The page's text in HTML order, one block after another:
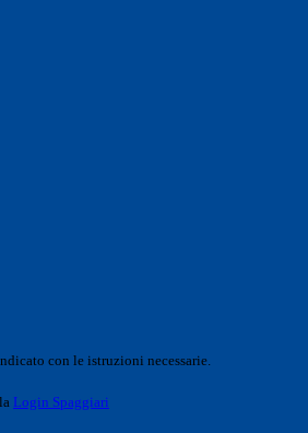
con le istruzioni necessarie.
Login Spaggiari